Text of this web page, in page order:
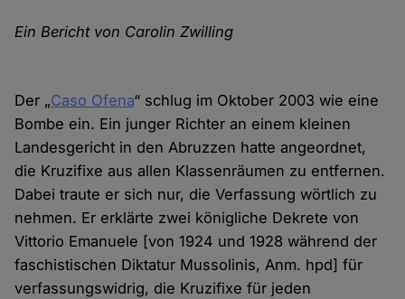
Ein Bericht von Carolin Zwilling
Der „Caso Ofena“ schlug im Oktober 2003 wie eine
Bombe ein. Ein junger Richter an einem kleinen
Landesgericht in den Abruzzen hatte angeordnet,
die Kruzifixe aus allen Klassenräumen zu entfernen.
Dabei traute er sich nur, die Verfassung wörtlich zu
nehmen. Er erklärte zwei königliche Dekrete von
Vittorio Emanuele [von 1924 und 1928 während der
faschistischen Diktatur Mussolinis, Anm. hpd] für
verfassungswidrig, die Kruzifixe für jeden